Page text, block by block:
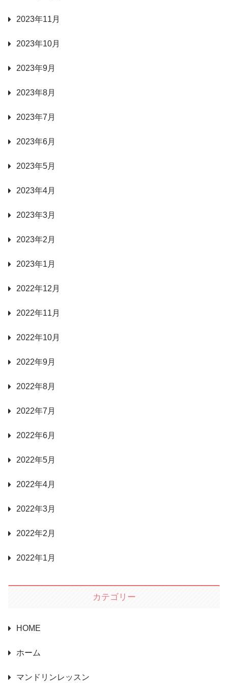
2023年11月
2023年10月
2023年9月
2023年8月
2023年7月
2023年6月
2023年5月
2023年4月
2023年3月
2023年2月
2023年1月
2022年12月
2022年11月
2022年10月
2022年9月
2022年8月
2022年7月
2022年6月
2022年5月
2022年4月
2022年3月
2022年2月
2022年1月
カテゴリー
HOME
ホーム
マンドリンレッスン